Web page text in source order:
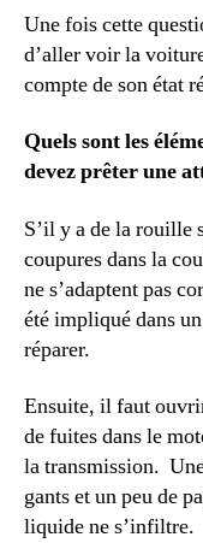
Une fois cette
d’aller voir la
compte de son état
Quels sont les
devez prêter une
S’il y a de la rouille
coupures dans la
ne s’adaptent pas
été impliqué dans
réparer.
Ensuite, il faut
de fuites dans le
la transmission.
gants et un peu de
liquide ne s’infiltre.